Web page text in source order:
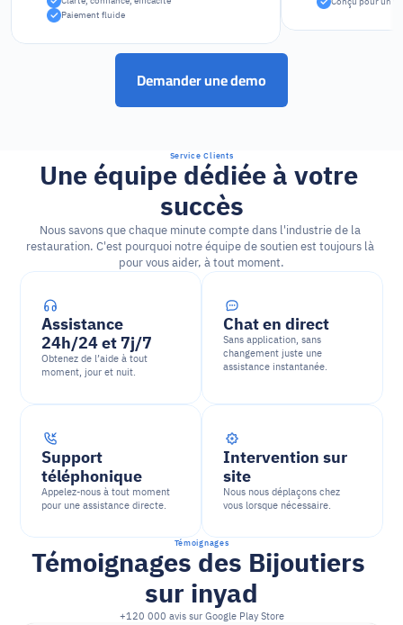
Paiement fluide
Demander une demo
Service Clients
Une équipe dédiée à votre
succès
Nous savons que chaque minute compte dans l'industrie de la
restauration. C'est pourquoi notre équipe de soutien est toujours là
pour vous aider, à tout moment.
Assistance
24h/24 et 7j/7
Obtenez de l’aide à tout
moment, jour et nuit.
Chat en direct
Sans application, sans
changement juste une
assistance instantanée.
Support
téléphonique
Appelez-nous à tout moment
pour une assistance directe.
Intervention sur
site
Nous nous déplaçons chez
vous lorsque nécessaire.
Témoignages
Témoignages des Bijoutiers
sur inyad
+120 000 avis sur Google Play Store